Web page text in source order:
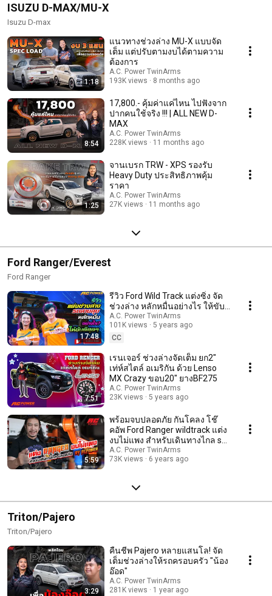
ISUZU D-MAX/MU-X
Isuzu D-max
1:18
แนวทางช่วงล่าง MU-X แบบจัด
เต็ม แต่ปรับตามงบได้ตามความ
ต้องการ
A.C. Power TwinArms
193K views
8 months ago
8:54
17,800.- คุ้มค่าแค่ไหน ไปฟังจาก
ปากคนใช้จริง !!! | ALL NEW D-
MAX
A.C. Power TwinArms
228K views
11 months ago
1:25
จานเบรก TRW - XPS รองรับ
Heavy Duty ประสิทธิภาพคุ้ม
ราคา
A.C. Power TwinArms
27K views
11 months ago
Ford Ranger/Everest
Ford Ranger
17:48
รีวิว Ford Wild Track แต่งซิ่ง จัด
ช่วงล่าง หลักหมื่นอย่างไร ให้ขับดี
สุดๆ @ACPowerTwinArms
A.C. Power TwinArms
101K views
5 years ago
CC
7:51
เรนเจอร์ ช่วงล่างจัดเต็ม ยก2"
เท่ห์สไตล์ อเมริกัน ด้วย Lenso
MX Crazy ขอบ20" ยางBF275
A.C. Power TwinArms
23K views
5 years ago
5:59
พร้อมจบปลอดภัย กันโคลง โช๊
คอัพ Ford Ranger wildtrack แต่ง
งบไม่แพง สำหรับเดินทางไกล set
by AC POWER
A.C. Power TwinArms
73K views
6 years ago
Triton/Pajero
Triton/Pajero
3:29
คืนชีพ Pajero หลายแสนโล! จัด
เต็มช่วงล่างให้รถครอบครัว "น้อง
อ๊อด"
A.C. Power TwinArms
281K views
1 year ago